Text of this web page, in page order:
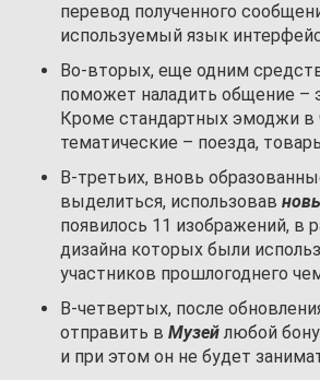
перевод полученного
используемый язык
Во-вторых, еще одним
поможет наладить общение –
Кроме стандартных эмоджи в
тематические – поезда,
В-третьих, вновь
выделиться, использовав
появилось 11 изображений, в
дизайна которых были
участников прошлогоднего
В-четвертых, после
отправить в Музейлюбой
и при этом он не будет